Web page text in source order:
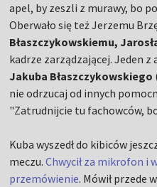
apel, by zeszli z murawy, bo
Oberwało się też Jerzemu
Błaszczykowskiemu,
kadrze zarządzającej. Jeden
Jakuba Błaszczykowskiego
nie odrzucaj od innych
"Zatrudnijcie tu fachowców,
Kuba wyszedł do kibiców
meczu.Chwycił za mikrofon i
przemówienie. Mówił przede